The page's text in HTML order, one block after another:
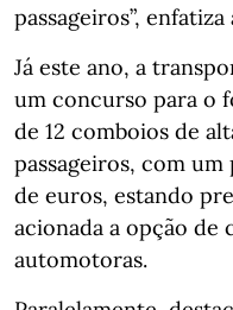
passageiros”, enfatiza
Já este ano, a
um concurso para o
de 12 comboios de
passageiros, com
de euros, estando
acionada a opção de
automotoras.